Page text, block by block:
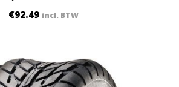
€92.49 incl. BTW